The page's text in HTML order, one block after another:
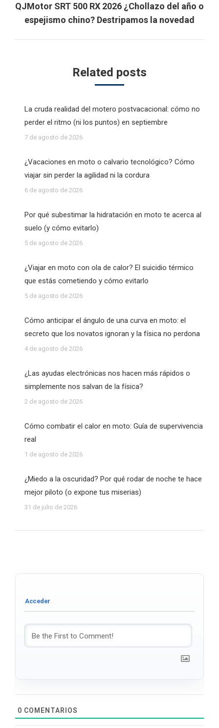
Next
post:
QJMotor SRT 500 RX 2026 ¿Chollazo del año o
espejismo chino? Destripamos la novedad
Related posts
La cruda realidad del motero postvacacional: cómo no
perder el ritmo (ni los puntos) en septiembre
7 de agosto de 2026
¿Vacaciones en moto o calvario tecnológico? Cómo
viajar sin perder la agilidad ni la cordura
6 de agosto de 2026
Por qué subestimar la hidratación en moto te acerca al
suelo (y cómo evitarlo)
5 de agosto de 2026
¿Viajar en moto con ola de calor? El suicidio térmico
que estás cometiendo y cómo evitarlo
5 de agosto de 2026
Cómo anticipar el ángulo de una curva en moto: el
secreto que los novatos ignoran y la física no perdona
4 de agosto de 2026
¿Las ayudas electrónicas nos hacen más rápidos o
simplemente nos salvan de la física?
2 de agosto de 2026
Cómo combatir el calor en moto: Guía de supervivencia
real
1 de agosto de 2026
¿Miedo a la oscuridad? Por qué rodar de noche te hace
mejor piloto (o expone tus miserias)
31 de julio de 2026
0 COMENTARIOS